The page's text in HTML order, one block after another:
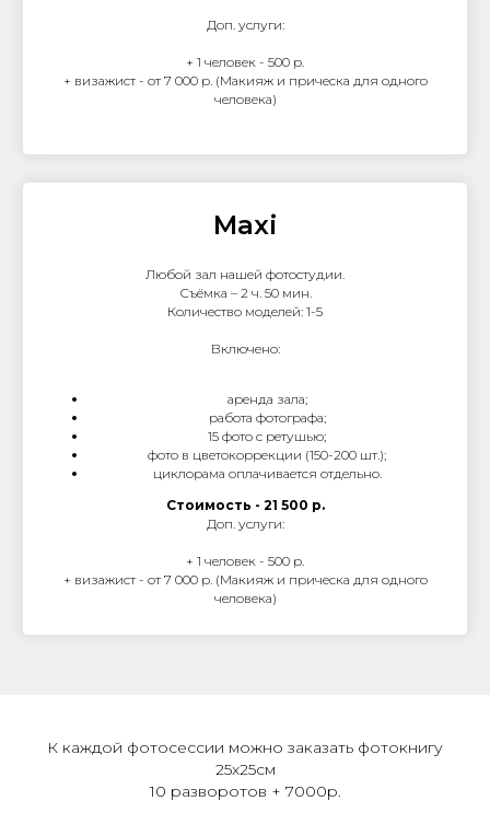
Доп. услуги:
+ 1 человек - 500 р.
+ визажист - от 7 000 р. (Макияж и прическа для одного
человека)
Maxi
Любой зал нашей фотостудии.
Съёмка – 2 ч. 50 мин.
Количество моделей: 1-5
Включено:
аренда зала;
работа фотографа;
15 фото с ретушью;
фото в цветокоррекции (150-200 шт.);
циклорама оплачивается отдельно.
Стоимость - 21 500 р.
Доп. услуги:
+ 1 человек - 500 р.
+ визажист - от 7 000 р. (Макияж и прическа для одного
человека)
К каждой фотосессии можно заказать фотокнигу
25х25см
10 разворотов + 7000р.